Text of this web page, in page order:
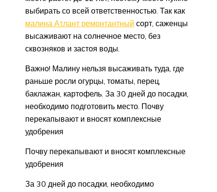
выбирать со всей ответственностью. Так как
малина Атлант ремонтантный сорт, саженцы
высаживают на солнечное место, без
сквозняков и застоя воды.
Важно! Малину нельзя высаживать туда, где
раньше росли огурцы, томаты, перец,
баклажан, картофель. За 30 дней до посадки,
необходимо подготовить место. Почву
перекапывают и вносят комплексные
удобрения
Почву перекапывают и вносят комплексные
удобрения
За 30 дней до посадки, необходимо